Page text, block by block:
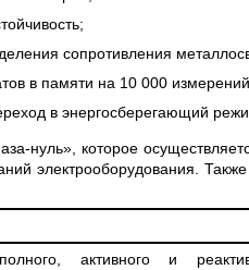
сопротивления
в памяти на 10 000
в энергосберегающий
нуль», которое
электрооборудования.
активного и